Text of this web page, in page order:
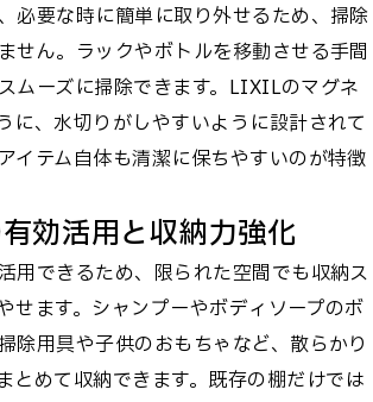
必要な時に簡単に取り外せるため、掃除
せん。ラックやボトルを移動させる手間
ムーズに掃除できます。LIXILのマグネ
に、水切りがしやすいように設計されて
イテム自体も清潔に保ちやすいのが特徴
効活用と収納力強化
用できるため、限られた空間でも収納ス
せます。シャンプーやボディソープのボ
除用具や子供のおもちゃなど、散らかり
とめて収納できます。既存の棚だけでは